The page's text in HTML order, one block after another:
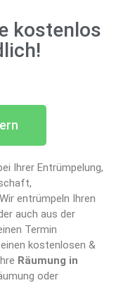
kostenlos
Ihrer Entrümpelung,
entrümpeln Ihren
auch aus der
Termin
kostenlosen &
Räumung in
oder